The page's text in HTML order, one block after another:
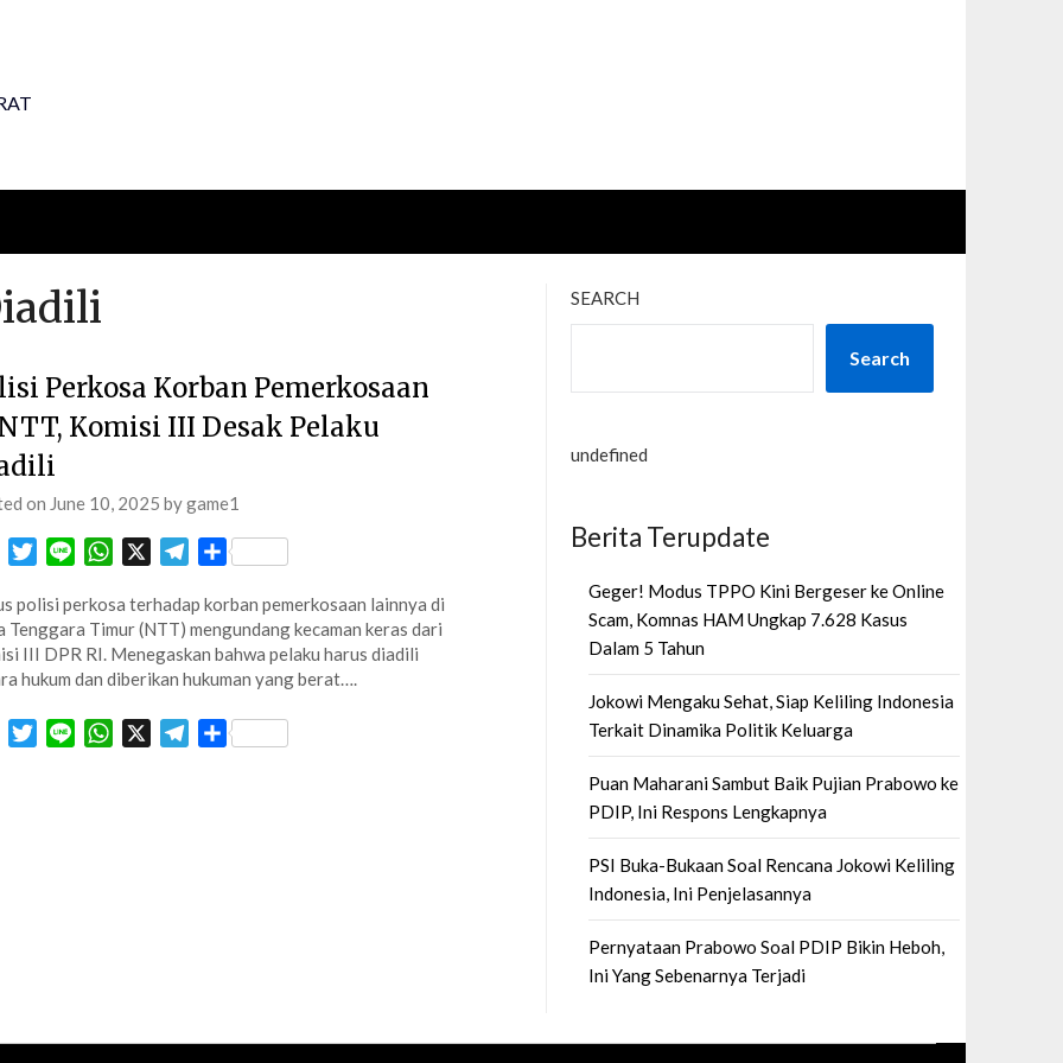
Perkosa Korban Pemerkosaan
Komisi III Desak Pelaku
on June 10, 2025 bygame1
FacebookTwitterLine WhatsApp Telegram
Share
polisi perkosa terhadap korban pemerkosaan lainnya di
Tenggara Timur (NTT) mengundang kecaman keras dari
III DPR RI. Menegaskan bahwa pelaku harus diadili
hukum dan diberikan hukuman yang berat….
FacebookTwitterLine WhatsApp Telegram
Share
SEARCH
Search
undefined
Berita Terupdate
Geger! Modus TPPO Kini Bergeser ke Online
Scam, Komnas HAM Ungkap 7.628 Kasus
Dalam 5 Tahun
Jokowi Mengaku Sehat, Siap Keliling Indonesia
Terkait Dinamika Politik Keluarga
Puan Maharani Sambut Baik Pujian Prabowo ke
PDIP, Ini Respons Lengkapnya
PSI Buka-Bukaan Soal Rencana Jokowi Keliling
Indonesia, Ini Penjelasannya
Pernyataan Prabowo Soal PDIP Bikin Heboh,
Ini Yang Sebenarnya Terjadi